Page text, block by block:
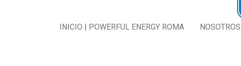
INICIO | POWERFUL ENERGY ROMA NOSOTROS